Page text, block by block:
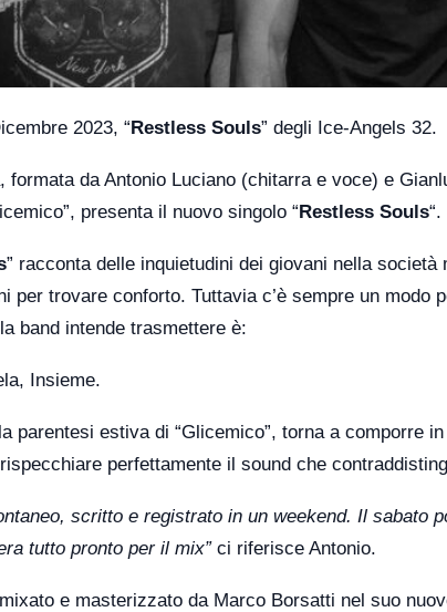
2023, “Restless Souls” degli Ice-Angels 32.
formata da Antonio Luciano (chitarra e voce) e
presenta il nuovo singolo “Restless Souls“.
” racconta delle inquietudini dei giovani nella
per trovare conforto. Tuttavia c’è sempre un modo
band intende trasmettere è:
Insieme.
parentesi estiva di “Glicemico”, torna a comporre
perfettamente il sound che
scritto e registrato in un weekend. Il sabato
tutto pronto per il mix” ci riferisce Antonio.
e masterizzato da Marco Borsatti nel suo